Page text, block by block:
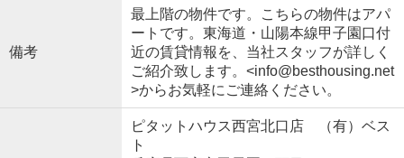
備考
最上階の物件です。こちらの物件はアパ
ートです。東海道・山陽本線甲子園口付
近の賃貸情報を、当社スタッフが詳しく
ご紹介致します。<info@besthousing.net
>からお気軽にご連絡ください。
ピタットハウス西宮北口店 （有）ベス
ト